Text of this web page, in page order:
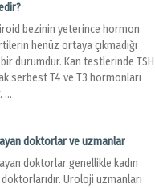
bezinin yeterince hormon
henüz ortaya çıkmadığı
durumdur. Kan testlerinde TSH
serbest T4 ve T3 hormonları
...
doktorlar ve uzmanlar
doktorlar genellikle kadın
Üroloji uzmanları